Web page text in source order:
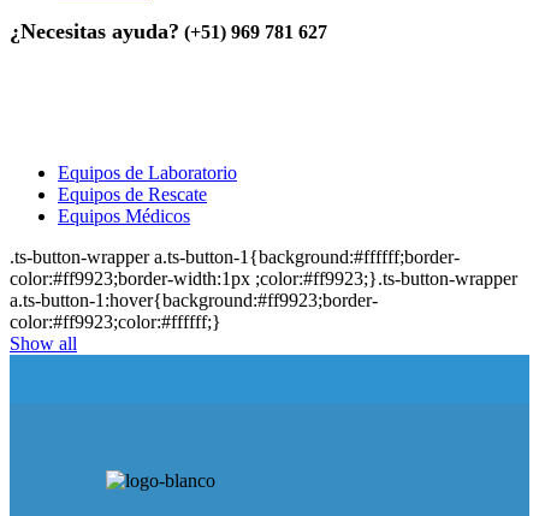
¿Necesitas ayuda? (+51) 969 781 627
Equipos de Laboratorio
Equipos de Rescate
Equipos Médicos
.ts-button-wrapper a.ts-button-1{background:#ffffff;border-
color:#ff9923;border-width:1px ;color:#ff9923;}.ts-button-wrapper
a.ts-button-1:hover{background:#ff9923;border-
color:#ff9923;color:#ffffff;}
Show all